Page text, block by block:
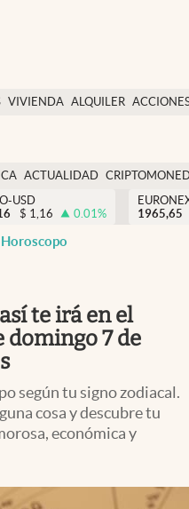
VIVIENDA ALQUILER
USA
ACTUALIDAD
USD
$ 1,16 0.01%
1965,65
Horoscopo
te irá en el
domingo 7 de
según tu signo zodiacal.
cosa y descubre tu
económica y